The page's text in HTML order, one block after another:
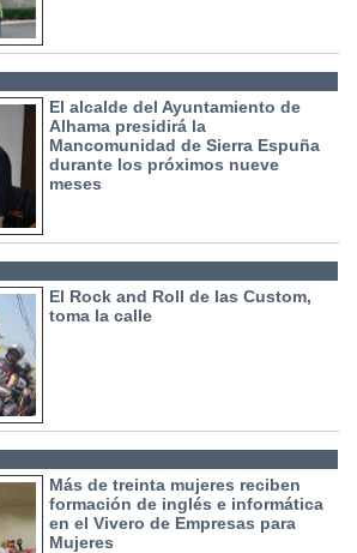
El alcalde del Ayuntamiento de
Alhama presidirá la
Mancomunidad de Sierra Espuña
durante los próximos nueve
meses
El Rock and Roll de las Custom,
toma la calle
Más de treinta mujeres reciben
formación de inglés e informática
en el Vivero de Empresas para
Mujeres